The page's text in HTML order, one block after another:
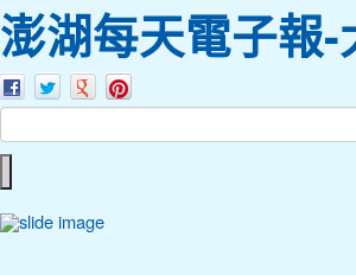
澎湖每天電子報